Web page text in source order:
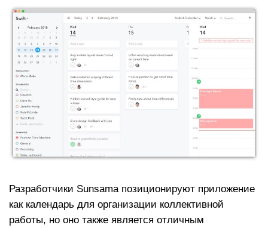
Разработчики Sunsama позиционируют приложение
как календарь для организации коллективной
работы, но оно также является отличным